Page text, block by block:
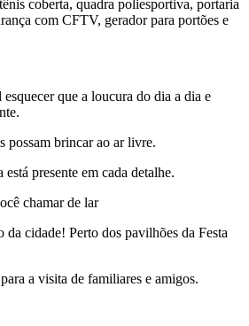
coberta, quadra poliesportiva, portaria
com CFTV, gerador para portões e
que a loucura do dia a dia e
possam brincar ao ar livre.
presente em cada detalhe.
chamar de lar
cidade! Perto dos pavilhões da Festa
a visita de familiares e amigos.